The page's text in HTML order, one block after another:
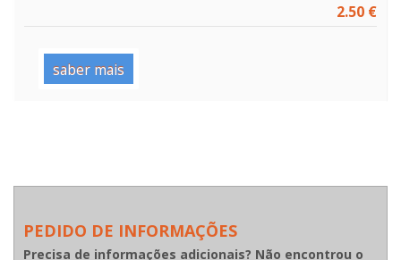
2.50 €
saber mais
PEDIDO DE INFORMAÇÕES
Precisa de informações adicionais? Não encontrou o